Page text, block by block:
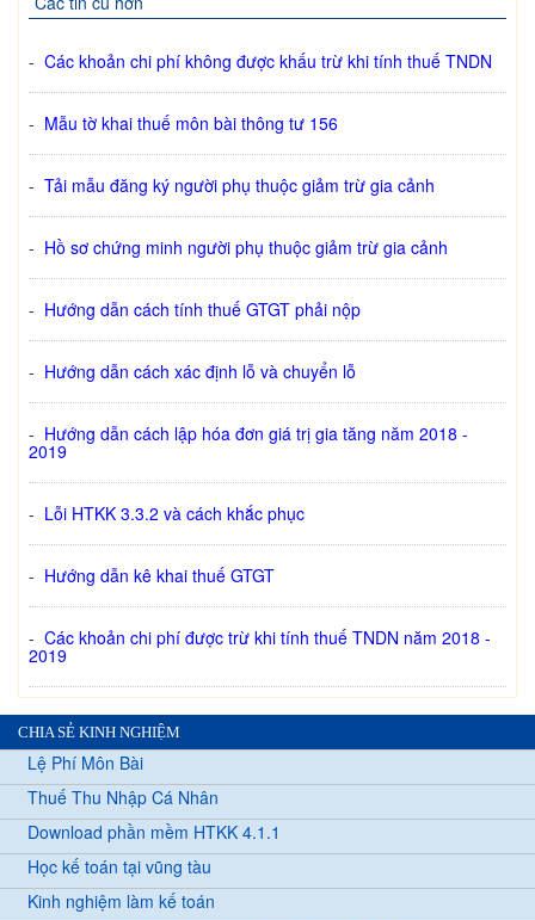
- Các khoản chi phí không được khấu trừ khi tính thuế TNDN
- Mẫu tờ khai thuế môn bài thông tư 156
- Tải mẫu đăng ký người phụ thuộc giảm trừ gia cảnh
- Hồ sơ chứng minh người phụ thuộc giảm trừ gia cảnh
- Hướng dẫn cách tính thuế GTGT phải nộp
- Hướng dẫn cách xác định lỗ và chuyển lỗ
- Hướng dẫn cách lập hóa đơn giá trị gia tăng năm 2018 -
2019
- Lỗi HTKK 3.3.2 và cách khắc phục
- Hướng dẫn kê khai thuế GTGT
- Các khoản chi phí được trừ khi tính thuế TNDN năm 2018 -
2019
CHIA SẺ KINH NGHIỆM
Lệ Phí Môn Bài
Thuế Thu Nhập Cá Nhân
Download phần mềm HTKK 4.1.1
Học kế toán tại vũng tàu
Kinh nghiệm làm kế toán